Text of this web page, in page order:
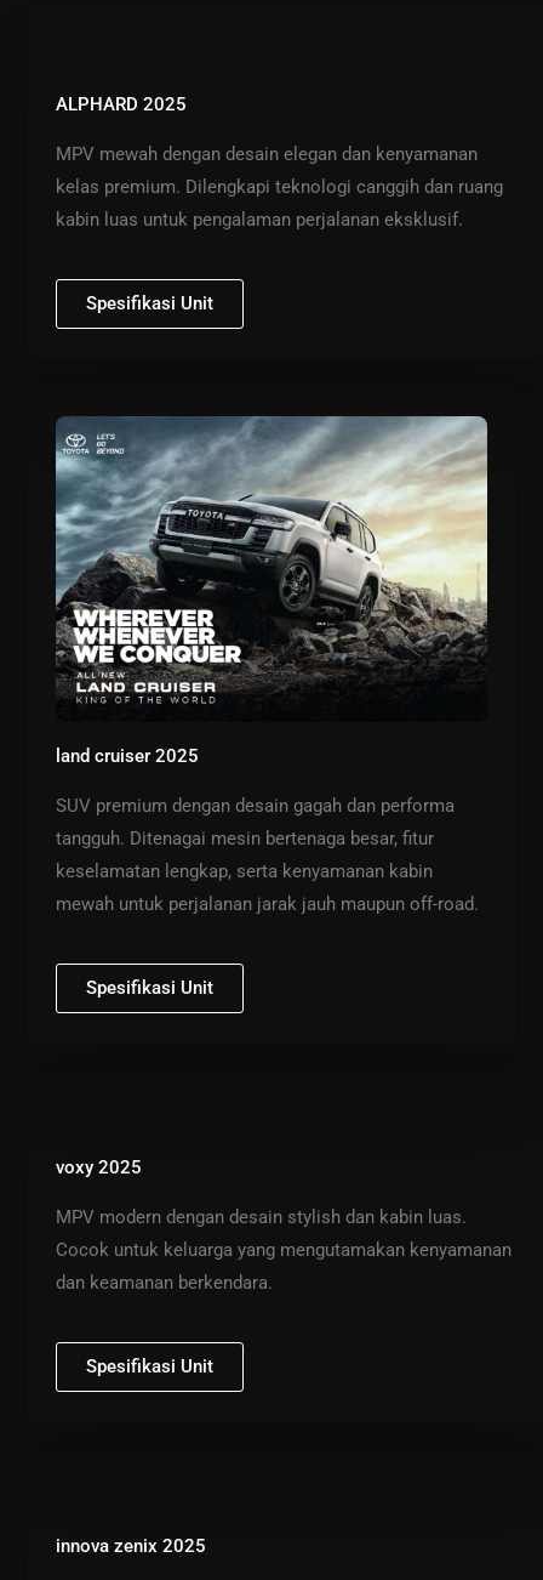
ALPHARD 2025
MPV mewah dengan desain elegan dan kenyamanan
kelas premium. Dilengkapi teknologi canggih dan ruang
kabin luas untuk pengalaman perjalanan eksklusif.
Spesifikasi Unit
land cruiser 2025
SUV premium dengan desain gagah dan performa
tangguh. Ditenagai mesin bertenaga besar, fitur
keselamatan lengkap, serta kenyamanan kabin
mewah untuk perjalanan jarak jauh maupun off-road.
Spesifikasi Unit
voxy 2025
MPV modern dengan desain stylish dan kabin luas.
Cocok untuk keluarga yang mengutamakan kenyamanan
dan keamanan berkendara.
Spesifikasi Unit
innova zenix 2025